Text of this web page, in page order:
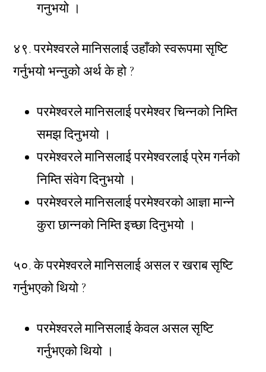
गनुभयो ।
४९. परमेश्वरले मानिसलाई उहाँको स्वरूपमा सृष्टि
गर्नुभयो भन्नुको अर्थ के हो ?
परमेश्वरले मानिसलाई परमेश्वर चिन्नको निम्ति
समझ दिनुभयो ।
परमेश्वरले मानिसलाई परमेश्वरलाई प्रेम गर्नको
निम्ति संवेग दिनुभयो ।
परमेश्वरले मानिसलाई परमेश्वरको आज्ञा मान्ने
कुरा छान्नको निम्ति इच्छा दिनुभयो ।
५०. के परमेश्वरले मानिसलाई असल र खराब सृष्टि
गर्नुभएको थियो ?
परमेश्वरले मानिसलाई केवल असल सृष्टि
गर्नुभएको थियो ।